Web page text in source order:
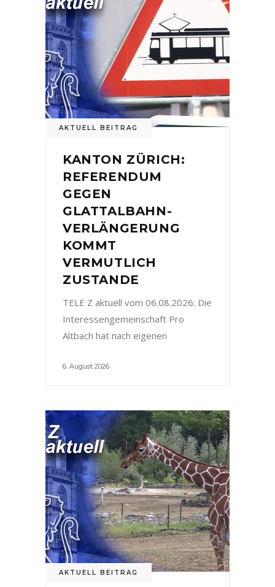
AKTUELL BEITRAG
KANTON ZÜRICH:
REFERENDUM
GEGEN
GLATTALBAHN-
VERLÄNGERUNG
KOMMT
VERMUTLICH
ZUSTANDE
TELE Z aktuell vom 06.08.2026: Die
Interessengemeinschaft Pro
Altbach hat nach eigenen
6. August 2026
AKTUELL BEITRAG